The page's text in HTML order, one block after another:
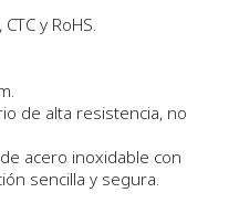
y RoHS.
de alta resistencia, no
acero inoxidable con
sencilla y segura.